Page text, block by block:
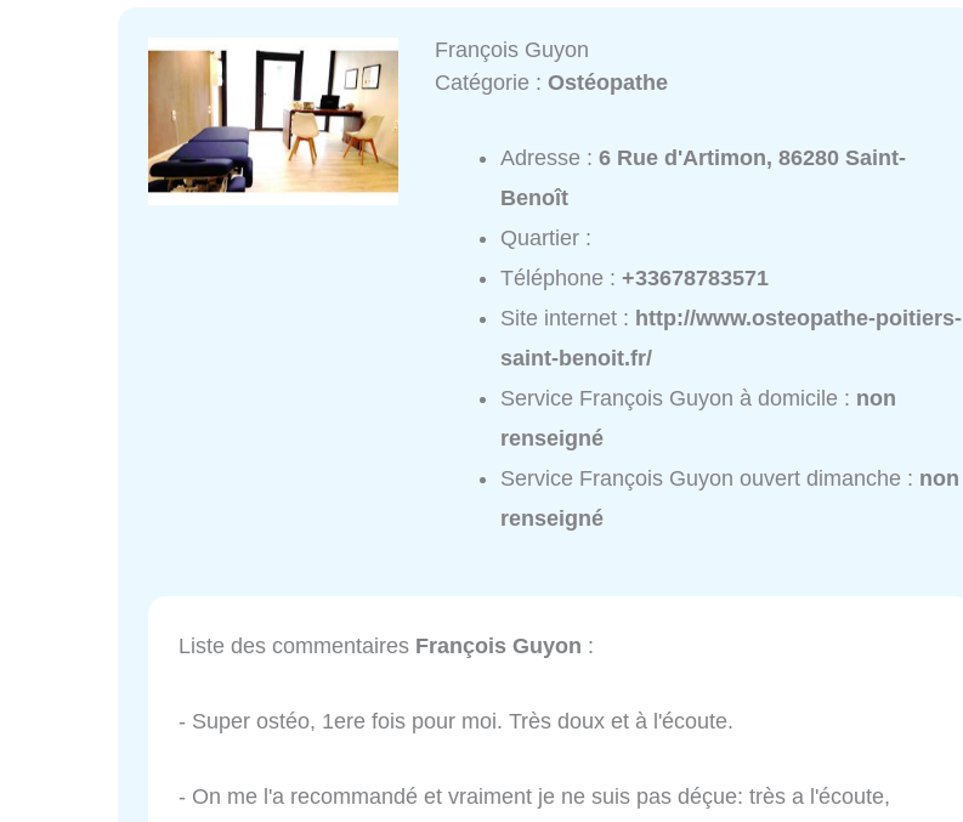
François Guyon
Catégorie :Ostéopathe
Adresse :6 Rue d'Artimon, 86280 Saint-
Benoît
Quartier :
Téléphone :+33678783571
Site internet : http://www.osteopathe-poitiers-
saint-benoit.fr/
Service François Guyon à domicile : non
renseigné
Service François Guyon ouvert dimanche : non
renseigné
Liste des commentaires François Guyon :
- Super ostéo, 1ere fois pour moi. Très doux et à l'écoute.
- On me l'a recommandé et vraiment je ne suis pas déçue: très a l'écoute,